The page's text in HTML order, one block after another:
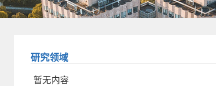
研究领域
暂无内容